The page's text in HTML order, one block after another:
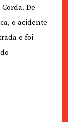
De
o acidente
e foi